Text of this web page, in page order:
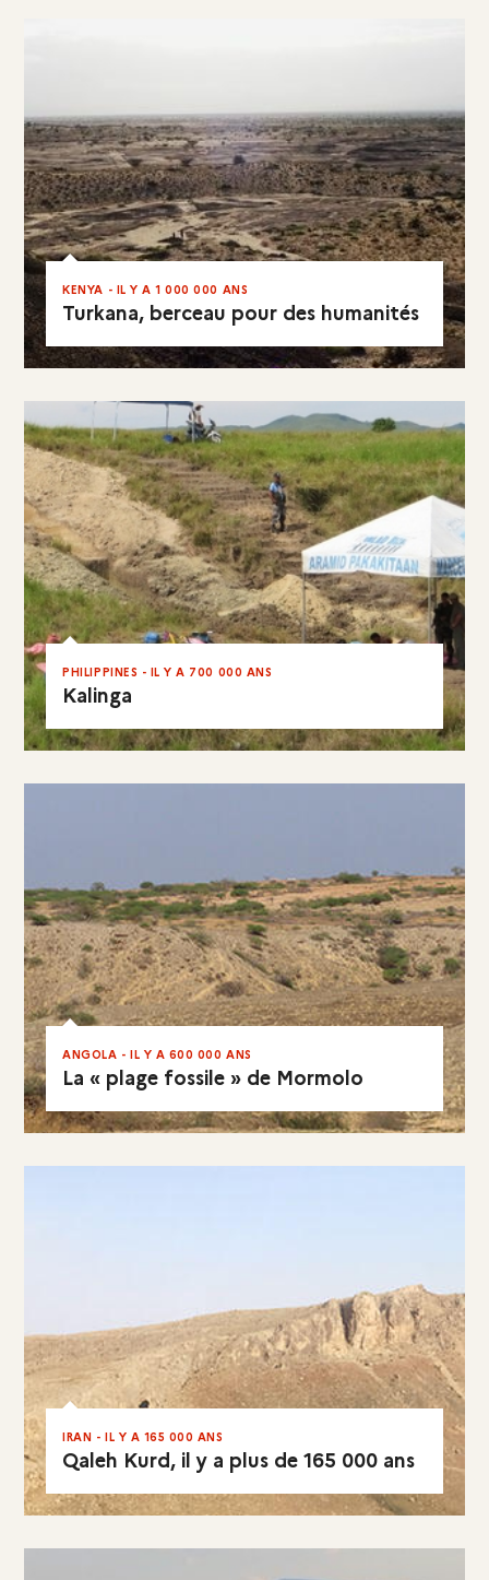
Turkana, berceau pour des humanités
KENYA - IL Y A 1 000 000 ANS
EN RÉSUMÉ
Kalinga
PHILIPPINES - IL Y A 700 000 ANS
EN RÉSUMÉ
La « plage fossile » de Mormolo
ANGOLA - IL Y A 600 000 ANS
EN RÉSUMÉ
Qaleh Kurd, il y a plus de 165 000 ans
IRAN - IL Y A 165 000 ANS
EN RÉSUMÉ